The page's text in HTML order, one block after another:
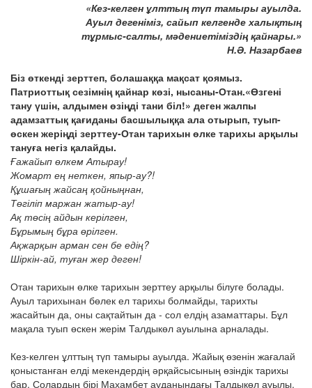
«Кез-келген ұлттың түп тамыры ауылда.
Ауыл дегеніміз, сайып келгенде халықтың
тұрмыс-салты, мәдениетіміздің қайнары.»
Н.Ә. Назарбаев
Біз өткенді зерттеп, болашаққа мақсат қоямыз.
Патриоттық сезімнің қайнар көзі, нысаны-Отан.«Өзгені
тану үшін, алдымен өзіңді тани біл!» деген жалпы
адамзаттық қағиданы басшылыққа ала отырып, туып-
өскен жеріңді зерттеу-Отан тарихын өлке тарихы арқылы
тануға негіз қалайды.
Ғажайып өлкем Атырау!
Жомарт ең неткен, япыр-ау?!
Құшағың жайсаң қойныңнан,
Төгіліп маржан жатыр-ау!
Ақ төсің айдын керілген,
Бұрымың бұра өрілген.
Ақжарқын арман сен бе едің?
Шіркін-ай, туған жер деген!
Отан тарихын өлке тарихын зерттеу арқылы білуге болады.
Ауыл тарихынан бөлек ел тарихы болмайды, тарихты
жасайтын да, оны сақтайтын да - сол елдің азаматтары. Бұл
мақала туып өскен жерім Талдыкөл ауылына арналады.
Кез-келген ұлттың түп тамыры ауылда. Жайық өзенін жағалай
қоныстанған елді мекендердің әрқайсысының өзіндік тарихы
бар. Солардың бірі Махамбет ауданындағы Талдыкөл ауылы.